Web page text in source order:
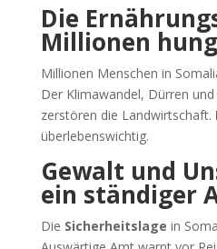
Die
Millionen
Millionen Menschen in
Der Klimawandel, Dürren
zerstören die Landwirtschaft.
überlebenswichtig.
Gewalt und
ein ständiger
Die Sicherheitslage in